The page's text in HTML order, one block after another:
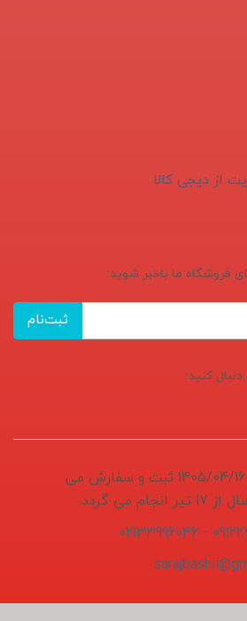
از دیجی کالا
فروشگاه ما باخبر شوید:
ثبت‌نام
کنید:
از تاریخ 1405/04/13 تا 1405/04/16 ثبت و سفارش می
می گردد.